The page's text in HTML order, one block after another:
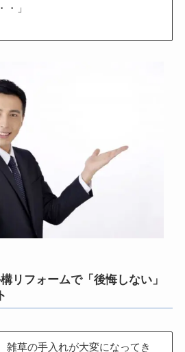
」
リフォームで「後悔しない」
雑草の手入れが大変になってき